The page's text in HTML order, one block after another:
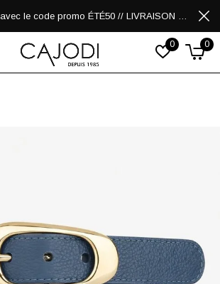
0 0
50% sur les soldes avec le code promo ÉTÉ50 // LIVRAISON GRATUITE POUR LES ACHATS DE 250$ ET PLUS